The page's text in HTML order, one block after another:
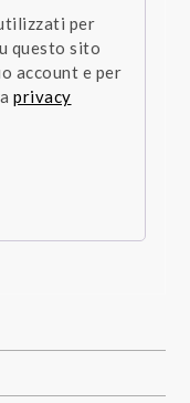
per
questo sito
account e per
privacy